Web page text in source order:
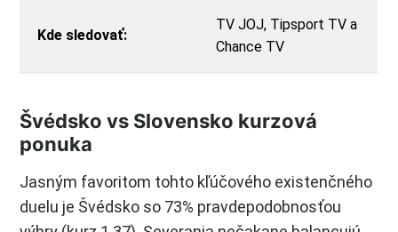
Kde sledovať:
TV JOJ, Tipsport TV a
Chance TV
Švédsko vs Slovensko kurzová
ponuka
Jasným favoritom tohto kľúčového existenčného
duelu je Švédsko so 73% pravdepodobnosťou